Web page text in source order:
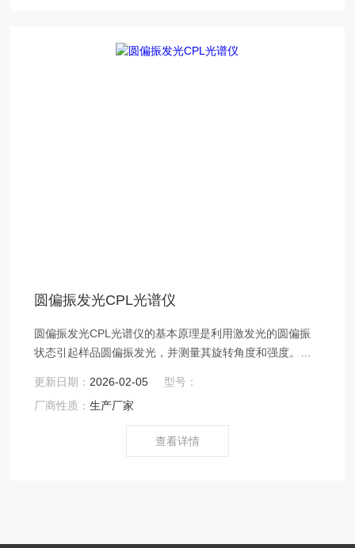
圆偏振发光CPL光谱仪
圆偏振发光CPL光谱仪的基本原理是利用激发光的圆偏振
状态引起样品圆偏振发光，并测量其旋转角度和强度。该
学性质会影响样品的圆偏振发光行为。
更新日期： 2026-02-05
型号：
厂商性质：生产厂家
查看详情